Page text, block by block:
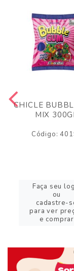
CHICLE
MIX
Código:
Faça seu
ou
cadastre-
para ver
e comprar